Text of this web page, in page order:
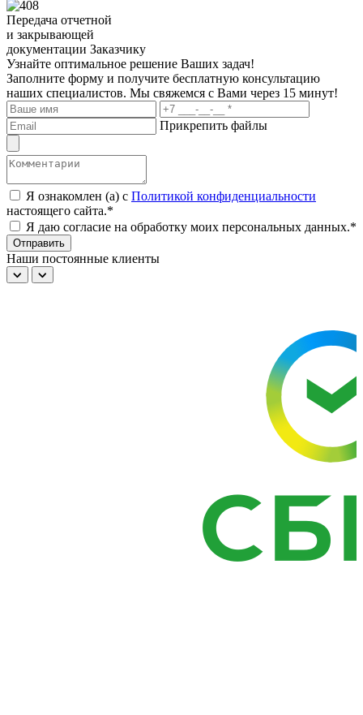
Передача отчетной
и закрывающей
документации Заказчику
Узнайте оптимальное решение Ваших задач!
Заполните форму и получите бесплатную консультацию
наших специалистов. Мы свяжемся с Вами через 15 минут!
Прикрепить файлы
Я ознакомлен (а) с Политикой конфиденциальности
настоящего сайта.*
Я даю согласие на обработку моих персональных данных.*
Отправить
Наши постоянные клиенты